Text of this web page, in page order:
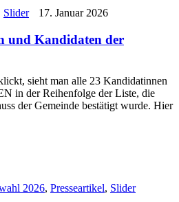
Slider 17. Januar 2026
und Kandidaten der
sieht man alle 23 Kandidatinnen
in der Reihenfolge der Liste, die
der Gemeinde bestätigt wurde. Hier
2026, Presseartikel, Slider